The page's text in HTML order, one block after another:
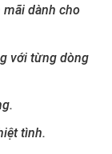
dành cho
với từng dòng
tình.